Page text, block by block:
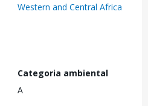
Western and Central Africa
Categoria ambiental
A